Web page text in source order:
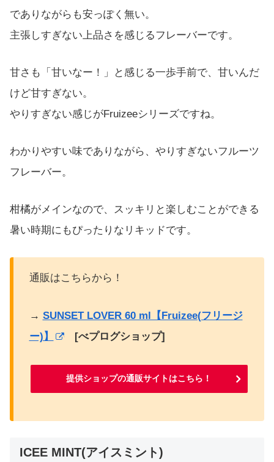
でありながらも安っぽく無い。
主張しすぎない上品さを感じるフレーバーです。
甘さも「甘いなー！」と感じる一歩手前で、甘いんだ
けど甘すぎない。
やりすぎない感じがFruizeeシリーズですね。
わかりやすい味でありながら、やりすぎないフルーツ
フレーバー。
柑橘がメインなので、スッキリと楽しむことができる
暑い時期にもぴったりなリキッドです。
通販はこちらから！
→ SUNSET LOVER 60 ml【Fruizee(フリージ
ー)】
[べプログショップ]
提供ショップの通販サイトはこちら！
ICEE MINT(アイスミント)